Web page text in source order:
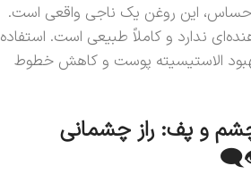
این روغن یک ناجی واقعی است.
ندارد و کاملاً طبیعی است. استفاده
الاستیسیته پوست و کاهش خطوط
چشم و پف: راز چشمانی
👁️‍🗨️